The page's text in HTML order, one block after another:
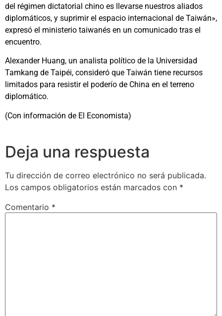
del régimen dictatorial chino es llevarse nuestros aliados
diplomáticos, y suprimir el espacio internacional de Taiwán»,
expresó el ministerio taiwanés en un comunicado tras el
encuentro.
Alexander Huang, un analista político de la Universidad
Tamkang de Taipéi, consideró que Taiwán tiene recursos
limitados para resistir el poderío de China en el terreno
diplomático.
(Con información de El Economista)
Deja una respuesta
Tu dirección de correo electrónico no será publicada.
Los campos obligatorios están marcados con *
Comentario *